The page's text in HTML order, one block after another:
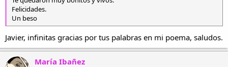
Felicidades.
Un beso
Javier, infinitas gracias por tus palabras en mi poema, saludos.
María Ibañez